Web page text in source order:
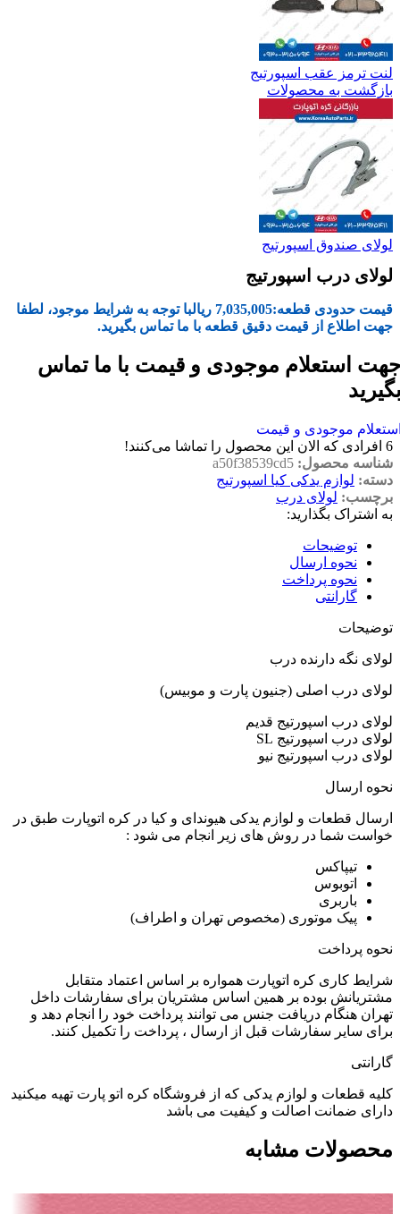
لنت ترمز عقب اسپورتیج
بازگشت به محصولات
لولای صندوق اسپورتیج
لولای درب اسپورتیج
قیمت حدودی قطعه:7,035,005 ریالبا توجه به شرایط موجود، لطفا
جهت اطلاع از قیمت دقیق قطعه با ما تماس بگیرید.
استعلام موجودی و قیمت با ما تماس
موجودی و قیمت
6 افرادی که الان این محصول را تماشا می‌کنند!
شناسه محصول: a50f38539cd5
دسته: لوازم یدکی کیا اسپورتیج
برچسب: لولای درب
به اشتراک بگذارید:
توضیحات
نحوه ارسال
نحوه پرداخت
گارانتی
توضیحات
لولای نگه دارنده درب
لولای درب اصلی (جنیون پارت و موبیس)
لولای درب اسپورتیج قدیم
لولای درب اسپورتیج SL
لولای درب اسپورتیج نیو
نحوه ارسال
ارسال قطعات و لوازم یدکی هیوندای و کیا در کره اتوپارت طبق در
خواست شما در روش های زیر انجام می شود :
تیپاکس
اتوبوس
باربری
پیک موتوری (مخصوص تهران و اطراف)
نحوه پرداخت
شرایط کاری کره اتوپارت همواره بر اساس اعتماد متقابل
مشتریانش بوده بر همین اساس مشتریان برای سفارشات داخل
تهران هنگام دریافت جنس می توانند پرداخت خود را انجام دهد و
برای سایر سفارشات قبل از ارسال ، پرداخت را تکمیل کنند.
گارانتی
کلیه قطعات و لوازم یدکی که از فروشگاه کره اتو پارت تهیه میکنید
دارای ضمانت اصالت و کیفیت می باشد
محصولات مشابه